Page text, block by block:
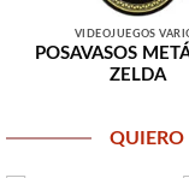
VIDEOJUEGOS
POSAVASOS
ZELDA
QUIERO